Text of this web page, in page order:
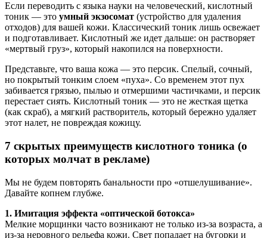
Если переводить с языка науки на человеческий, кислотный
тоник — это умный экзосомат (устройство для удаления
отходов) для вашей кожи. Классический тоник лишь освежает
и подготавливает. Кислотный же идет дальше: он растворяет
«мертвый груз», который накопился на поверхности.
Представьте, что ваша кожа — это персик. Спелый, сочный,
но покрытый тонким слоем «пуха». Со временем этот пух
забивается грязью, пылью и отмершими частичками, и персик
перестает сиять. Кислотный тоник — это не жесткая щетка
(как скраб), а мягкий растворитель, который бережно удаляет
этот налет, не повреждая кожицу.
7 скрытых преимуществ кислотного тоника (о
которых молчат в рекламе)
Мы не будем повторять банальности про «отшелушивание».
Давайте копнем глубже.
1. Имитация эффекта «оптической ботокса»
Мелкие морщинки часто возникают не только из-за возраста, а
из-за неровного рельефа кожи. Свет попадает на бугорки и